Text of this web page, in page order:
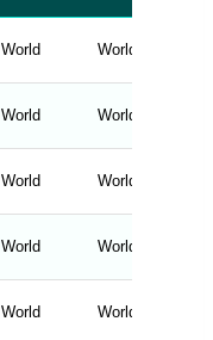
World World Cup -
World World Cup -
World World Cup -
World World Cup -
World World Cup -